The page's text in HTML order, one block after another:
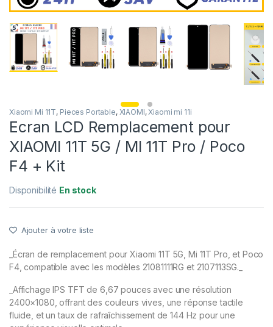
Xiaomi Mi 11T, Pieces Portable, XIAOMI, Xiaomi mi 11i
Ecran LCD Remplacement pour
XIAOMI 11T 5G / MI 11T Pro / Poco
F4 + Kit
Disponibilité En stock
Ajouter à votre liste
_Écran de remplacement pour Xiaomi 11T 5G, Mi 11T Pro, et Poco
F4, compatible avec les modèles 21081111RG et 2107113SG._
_Affichage IPS TFT de 6,67 pouces avec une résolution
2400×1080, offrant des couleurs vives, une réponse tactile
fluide, et un taux de rafraîchissement de 144 Hz pour une